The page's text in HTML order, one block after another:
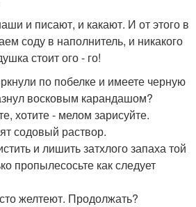
и писают, и какают. И от этого в
соду в наполнитель, и никакого
стоит ого - го!
по побелке и имеете черную
восковым карандашом?
хотите - мелом зарисуйте.
содовый раствор.
и лишить затхлого запаха той
пропылесосьте как следует
желтеют. Продолжать?